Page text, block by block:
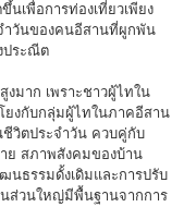
เพื่อการท่องเที่ยวเพียง
ำวันของคนอีสานที่ผูกพัน
ประณีต
มาก เพราะชาวผู้ไทใน
ยงกับกลุ่มผู้ไทในภาคอีสาน
วิตประจำวัน ควบคู่กับ
ย สภาพสังคมของบ้าน
นธรรมดั้งเดิมและการปรับ
ส่วนใหญ่มีพื้นฐานจากการ